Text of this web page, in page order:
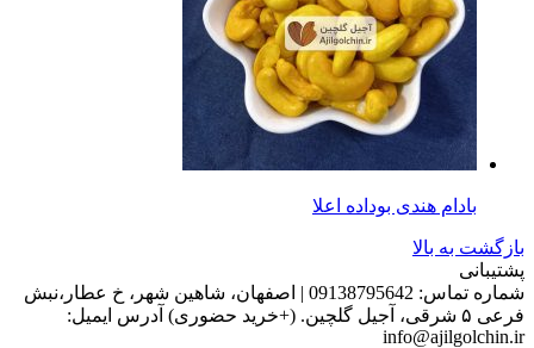
بادام هندی بوداده اعلا
بازگشت به بالا
پشتیبانی
شماره تماس: 09138795642
| اصفهان، شاهین شهر، خ عطار،نبش
فرعی ۵ شرقی، آجیل گلچین. (+خرید حضوری)
آدرس ایمیل:
info@ajilgolchin.ir